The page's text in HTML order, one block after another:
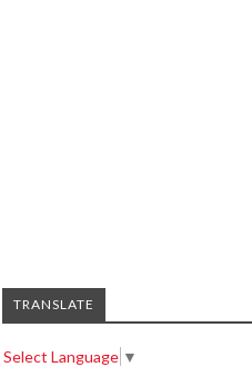
TRANSLATE
Select Language ▼